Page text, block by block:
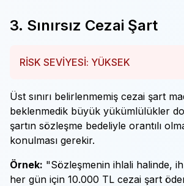
3. Sınırsız Cezai Şart
RİSK SEVİYESİ: YÜKSEK
Üst sınırı belirlenmemiş cezai şart
beklenmedik büyük yükümlülükler
şartın sözleşme bedeliyle orantılı
konulması gerekir.
Örnek: "Sözleşmenin ihlali halinde,
her gün için 10.000 TL cezai şart